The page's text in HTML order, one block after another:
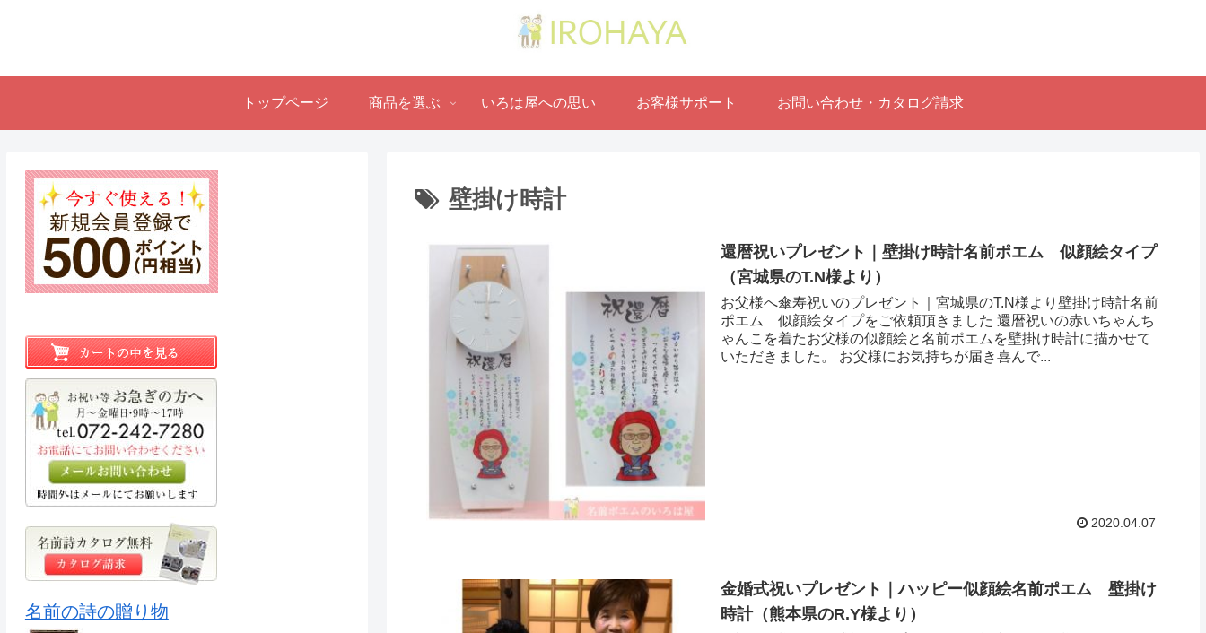
トップページ 商品を選ぶ いろは屋への思い お客様サポート お問い合わせ・カタログ請求
壁掛け時計
還暦祝いプレゼント｜壁掛け時計名前ポエム 似顔絵タイプ
（宮城県のT.N様より ）
お父様へ傘寿祝いのプレゼント｜宮城県のT.N様より壁掛け時計名前
ポエム 似顔絵タイプをご依頼頂きました 還暦祝いの赤いちゃんち
ゃんこを着たお父様の似顔絵と名前ポエムを壁掛け時計に描かせて
いただきました。 お父様にお気持ちが届き喜んで...
2020.04.07
金婚式祝いプレゼント｜ハッピー似顔絵名前ポエム 壁掛け
時計（熊本県のR.Y様より ）
名前の詩の贈り物